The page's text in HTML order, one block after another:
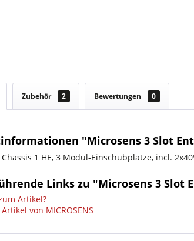
Zubehör 2 Bewertungen 0
"Microsens 3 Slot
1 HE, 3 Modul-Einschubplätze, incl.
Links zu "Microsens 3 Slot
Artikel?
von MICROSENS